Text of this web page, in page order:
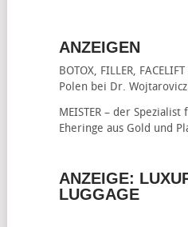
ANZEIGEN
BOTOX, FILLER, FACELIFT
Polen bei Dr. Wojtarovicz
MEISTER – der Spezialist
Eheringe aus Gold und
ANZEIGE:
LUGGAGE